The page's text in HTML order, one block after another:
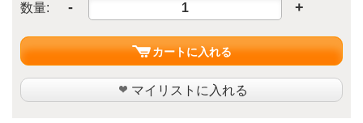
数量: - +
カートに入れる
マイリストに入れる